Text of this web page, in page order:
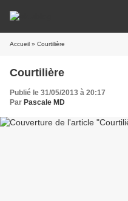
Accueil » Courtilière
Courtilière
Publié le 31/05/2013 à 20:17
Par Pascale MD